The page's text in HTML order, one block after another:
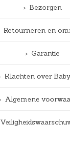
Bezorgen
Retourneren en
Garantie
Klachten over
Algemene